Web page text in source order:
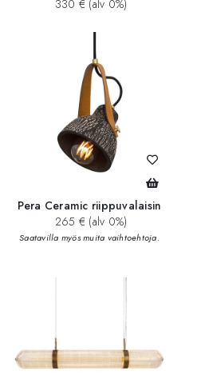
330 € (alv 0%)
Pera Ceramic riippuvalaisin
265 € (alv 0%)
Saatavilla myös muita vaihtoehtoja.